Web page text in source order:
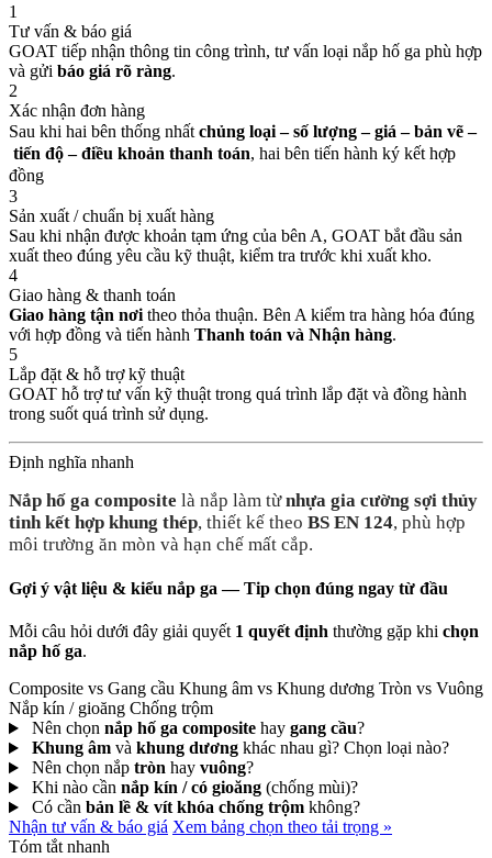
1
Tư vấn & báo giá
GOAT tiếp nhận thông tin công trình, tư vấn loại nắp hố ga phù hợp
và gửi báo giá rõ ràng.
2
Xác nhận đơn hàng
Sau khi hai bên thống nhất chủng loại – số lượng – giá– bản vẽ–
tiến độ – điều khoản thanh toán, hai bên tiến hành ký kết hợp
đồng
3
Sản xuất / chuẩn bị xuất hàng
Sau khi nhận được khoản tạm ứng của bên A, GOAT bắt đầu sản
xuất theo đúng yêu cầu kỹ thuật, kiểm tra trước khi xuất kho.
4
Giao hàng & thanh toán
Giao hàng tận nơi theo thỏa thuận. Bên A kiểm tra hàng hóa đúng
với hợp đồng và tiến hành Thanh toán và Nhận hàng.
5
Lắp đặt & hỗ trợ kỹ thuật
GOAT hỗ trợ tư vấn kỹ thuật trong quá trình lắp đặt và đồng hành
trong suốt quá trình sử dụng.
Định nghĩa nhanh
Nắp hố ga composite là nắp làm từnhựa gia cường sợi thủy
tinh kết hợp khung thép, thiết kế theo BS EN 124, phù hợp
môi trường ăn mòn và hạn chế mất cắp.
Gợi ý vật liệu & kiểu nắp ga — Tip chọn đúng ngay từ đầu
Mỗi câu hỏi dưới đây giải quyết 1 quyết định thường gặp khi chọn
nắp hố ga.
Composite vs Gang cầu Khung âm vs Khung dương Tròn vs Vuông
Nắp kín / gioăng Chống trộm
Nên chọn nắp hố ga compositehay gang cầu?
Khung âmvà khung dươngkhác nhau gì? Chọn loại nào?
Nên chọn nắp tròn hay vuông?
Khi nào cần nắp kín / có gioăng(chống mùi)?
Có cần bản lề & vít khóa chống trộmkhông?
Nhận tư vấn & báo giá Xem bảng chọn theo tải trọng »
Tóm tắt nhanh